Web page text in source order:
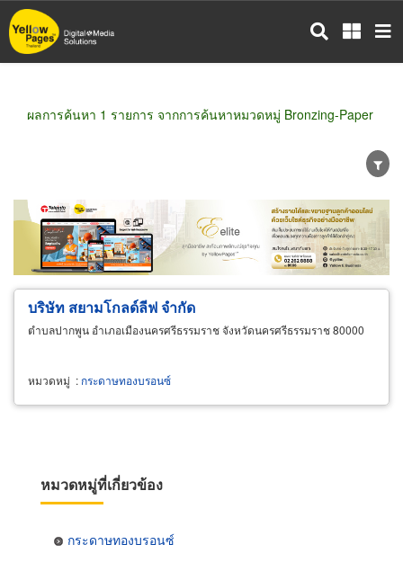
ข้าม
ไป
ผลการค้นหา 1 รายการ จากการค้นหาหมวดหมู่ Bronzing-Paper
ขายส่ง ขายปลีก ผู้ผลิต
ตัวแทนจัดจำหน่าย
ผู้ส่งออก/นำเข้า
ธุรกิจบริการ
บริษัท สยามโกลด์ลีฟ จำกัด
ตำบลปากพูน อำเภอเมืองนครศรีธรรมราช จังหวัดนครศรีธรรมราช 80000
หมวดหมู่ : กระดาษทองบรอนซ์
หมวดหมู่ที่เกี่ยวข้อง
กระดาษทองบรอนซ์